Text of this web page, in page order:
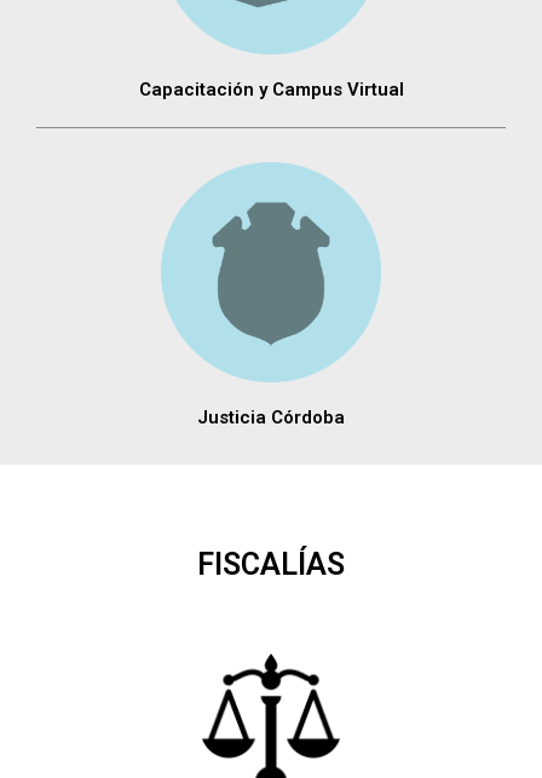
Capacitación y Campus Virtual
Justicia Córdoba
FISCALÍAS